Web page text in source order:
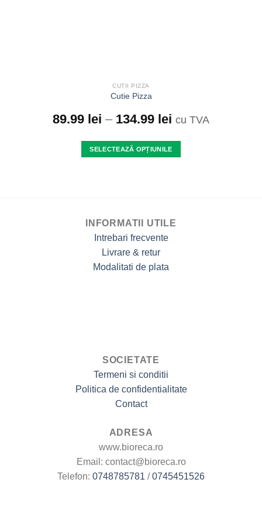
CUTII PIZZA
Cutie Pizza
89.99 lei – 134.99 lei cu TVA
SELECTEAZĂ OPȚIUNILE
variații.
Opțiunile
pot
fi
alese
INFORMATII UTILE
Intrebari frecvente
Livrare & retur
Modalitati de plata
SOCIETATE
Termeni si conditii
Politica de confidentialitate
Contact
ADRESA
www.bioreca.ro
Email: contact@bioreca.ro
Telefon: 0748785781 /0745451526